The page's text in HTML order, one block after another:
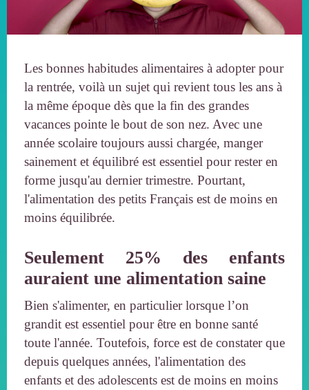
Les bonnes habitudes alimentaires à adopter pour
la rentrée, voilà un sujet qui revient tous les ans à
la même époque dès que la fin des grandes
vacances pointe le bout de son nez. Avec une
année scolaire toujours aussi chargée, manger
sainement et équilibré est essentiel pour rester en
forme jusqu'au dernier trimestre. Pourtant,
l'alimentation des petits Français est de moins en
moins équilibrée.
Seulement 25% des enfants
auraient une alimentation saine
Bien s'alimenter, en particulier lorsque l’on
grandit est essentiel pour être en bonne santé
toute l'année. Toutefois, force est de constater que
depuis quelques années, l'alimentation des
enfants et des adolescents est de moins en moins